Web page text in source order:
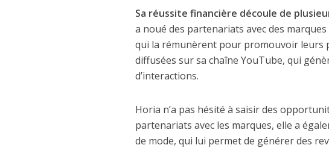
Sa réussite financière découle de
a noué des partenariats avec des
qui la rémunèrent pour promouvoir leurs
diffusées sur sa chaîne YouTube, qui
d’interactions.
Horia n’a pas hésité à saisir des
partenariats avec les marques, elle a
de mode, qui lui permet de générer des